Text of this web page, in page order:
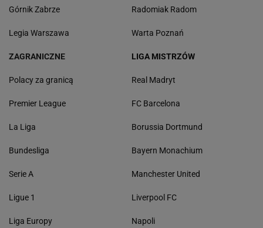
Górnik Zabrze
Legia Warszawa
Radomiak Radom
Warta Poznań
ZAGRANICZNE
Polacy za granicą
Premier League
La Liga
Bundesliga
Serie A
Ligue 1
Liga Europy
LIGA MISTRZÓW
Real Madryt
FC Barcelona
Borussia Dortmund
Bayern Monachium
Manchester United
Liverpool FC
Napoli